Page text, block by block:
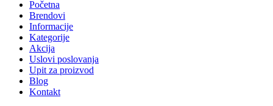
Početna
Brendovi
Informacije
Kategorije
Akcija
Uslovi poslovanja
Upit za proizvod
Blog
Kontakt